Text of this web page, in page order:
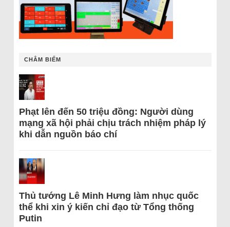
CHÂM BIẾM
Phạt lên đến 50 triệu đồng: Người dùng
mạng xã hội phải chịu trách nhiệm pháp lý
khi dẫn nguồn báo chí
Thủ tướng Lê Minh Hưng làm nhục quốc
thể khi xin ý kiến chỉ đạo từ Tổng thống
Putin